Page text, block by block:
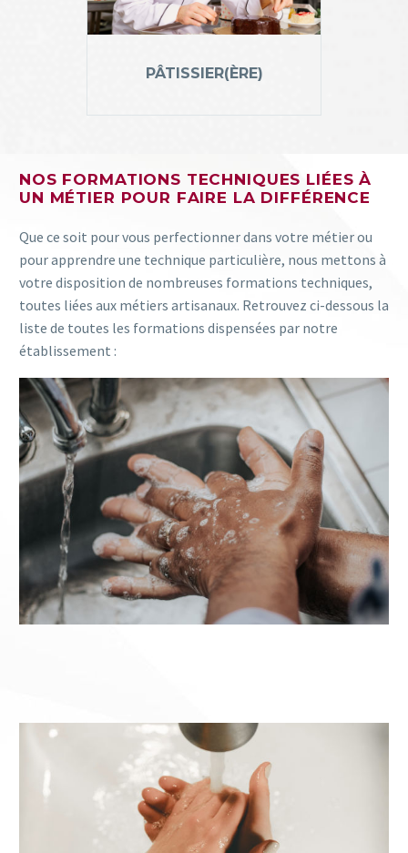
PÂTISSIER(ÈRE)
NOS FORMATIONS TECHNIQUES LIÉES À
UN MÉTIER POUR FAIRE LA DIFFÉRENCE
Que ce soit pour vous perfectionner dans votre métier ou
pour apprendre une technique particulière, nous mettons à
votre disposition de nombreuses formations techniques,
toutes liées aux métiers artisanaux. Retrouvez ci-dessous la
liste de toutes les formations dispensées par notre
établissement :